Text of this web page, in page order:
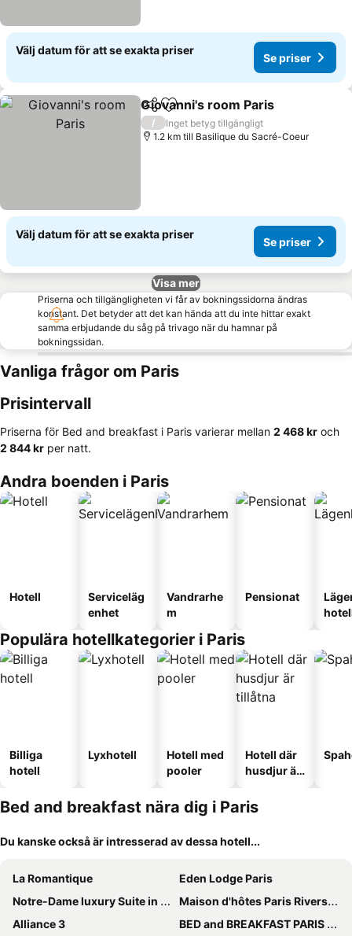
Välj datum för att se exakta priser
Se priser
Dela Lägg till i Mina Favoriter
Giovanni's room Paris
/
Inget betyg tillgängligt
1.2 km till Basilique du Sacré-Coeur
Välj datum för att se exakta priser
Se priser
Visa mer
Priserna och tillgängligheten vi får av bokningssidorna ändras
konstant. Det betyder att det kan hända att du inte hittar exakt
samma erbjudande du såg på trivago när du hamnar på
bokningssidan.
Vanliga frågor om Paris
Prisintervall
Priserna för Bed and breakfast i Paris varierar mellan ‎2 468 kr och
‎2 844 kr per natt.
Andra boenden i Paris
Hotell
Serviceläg
enhet
Vandrarhe
m
Pensionat
Populära hotellkategorier i Paris
Billiga
hotell
Lyxhotell
Hotell med
pooler
Hotell där
husdjur är
Bed and breakfast nära dig i Paris
Du kanske också är intresserad av dessa hotell...
La Romantique
Eden Lodge Paris
Notre-Dame luxury Suite in Saint-germain des prés Latin quarter
Maison d'hôtes Paris Riverside
Alliance 3
BED and BREAKFAST PARIS QUARTIER CHAMPS-ÉLYSÉES